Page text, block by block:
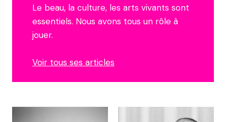
Le beau, la culture, les arts vivants sont
essentiels. Nous avons tous un rôle à
jouer.
Voir tous ses articles